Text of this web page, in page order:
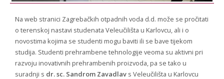
Na web stranici Zagrebačkih otpadnih voda d.d. može se pročitati
o terenskoj nastavi studenata Veleučilišta u Karlovcu, ali i o
novostima kojima se studenti mogu baviti ili se bave tijekom
studija. Studenti prehrambene tehnologije veoma su aktivni pri
razvoju inovativnih prehrambenih proizvoda, pa se tako u
suradnji s dr. sc. Sandrom Zavadlav s Veleučilišta u Karlovcu